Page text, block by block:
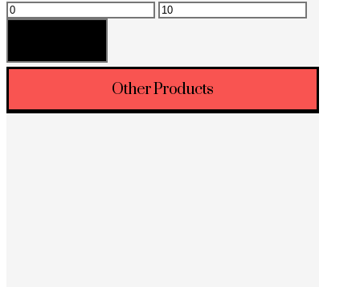
Минимальная
цена
Максимальная
Other Products